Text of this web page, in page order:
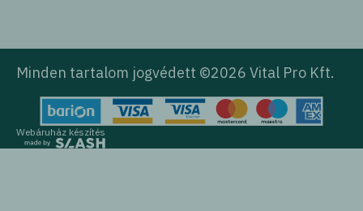
Minden tartalom jogvédett ©2026 Vital Pro Kft.
Webáruház készítés